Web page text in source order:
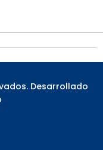
Desarrollado